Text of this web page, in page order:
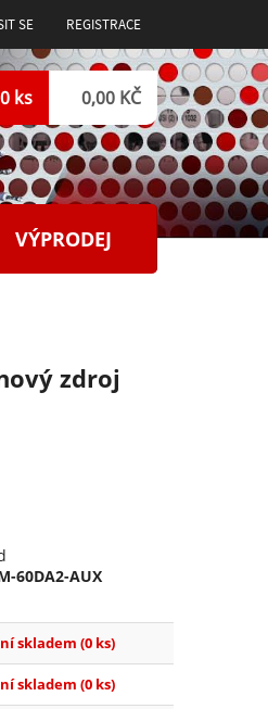
SE REGISTRACE
0 ks 0,00 KČ
VÝPRODEJ
zdroj
60DA2-AUX
skladem (0 ks)
skladem (0 ks)